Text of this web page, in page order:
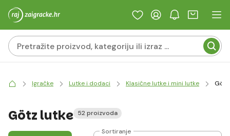
Igračke Lutke i dodaci Klasične lutke i mini lutke
Götz lutke 52 proizvoda
Sortiranje